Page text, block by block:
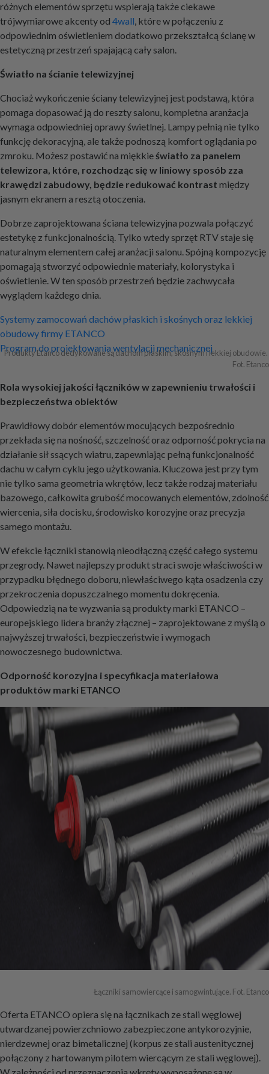
różnych elementów sprzętu wspierają także ciekawe
trójwymiarowe akcenty od 4wall, które w połączeniu z
odpowiednim oświetleniem dodatkowo przekształcą ścianę w
estetyczną przestrzeń spajającą cały salon.
Światło na ścianie telewizyjnej
Chociaż wykończenie ściany telewizyjnej jest podstawą, która
pomaga dopasować ją do reszty salonu, kompletna aranżacja
wymaga odpowiedniej oprawy świetlnej. Lampy pełnią nie tylko
funkcję dekoracyjną, ale także podnoszą komfort oglądania po
zmroku. Możesz postawić na miękkieświatło za panelem
telewizora, które, rozchodząc się w liniowy sposób zza
krawędzi zabudowy, będzie redukować kontrast między
jasnym ekranem a resztą otoczenia.
Dobrze zaprojektowana ściana telewizyjna pozwala połączyć
estetykę z funkcjonalnością. Tylko wtedy sprzęt RTV staje się
naturalnym elementem całej aranżacji salonu. Spójną kompozycję
pomagają stworzyć odpowiednie materiały, kolorystyka i
oświetlenie. W ten sposób przestrzeń będzie zachwycała
wyglądem każdego dnia.
Nawigacja
wpisu
Systemy zamocowań dachów płaskich i skośnych oraz lekkiej
obudowy firmy ETANCO
Program do projektowania wentylacji mechanicznej
Produkty Etanco dedykowane są dachom płaskim, skośnym i lekkiej obudowie.
Fot. Etanco
Rola wysokiej jakości łączników w zapewnieniu trwałości i
bezpieczeństwa obiektów
Prawidłowy dobór elementów mocujących bezpośrednio
przekłada się na nośność, szczelność oraz odporność pokrycia na
działanie sił ssących wiatru, zapewniając pełną funkcjonalność
dachu w całym cyklu jego użytkowania. Kluczowa jest przy tym
nie tylko sama geometria wkrętów, lecz także rodzaj materiału
bazowego, całkowita grubość mocowanych elementów, zdolność
wiercenia, siła docisku, środowisko korozyjne oraz precyzja
samego montażu.
W efekcie łączniki stanowią nieodłączną część całego systemu
przegrody. Nawet najlepszy produkt straci swoje właściwości w
przypadku błędnego doboru, niewłaściwego kąta osadzenia czy
przekroczenia dopuszczalnego momentu dokręcenia.
Odpowiedzią na te wyzwania są produkty marki ETANCO –
europejskiego lidera branży złącznej – zaprojektowane z myślą o
najwyższej trwałości, bezpieczeństwie i wymogach
nowoczesnego budownictwa.
Odporność korozyjna i specyfikacja materiałowa
produktów marki ETANCO
Łączniki samowiercące i samogwintujące. Fot. Etanco
Oferta ETANCO opiera się na łącznikach ze stali węglowej
utwardzanej powierzchniowo zabezpieczone antykorozyjnie,
nierdzewnej oraz bimetalicznej (korpus ze stali austenitycznej
połączony z hartowanym pilotem wiercącym ze stali węglowej).